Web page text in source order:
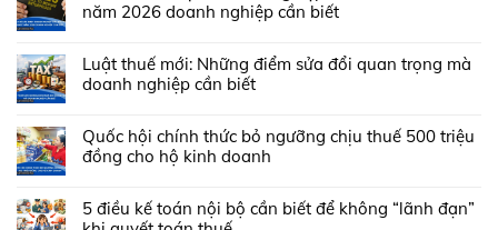
năm 2026 doanh nghiệp cần biết
Luật thuế mới: Những điểm sửa đổi quan trọng mà
doanh nghiệp cần biết
Quốc hội chính thức bỏ ngưỡng chịu thuế 500 triệu
đồng cho hộ kinh doanh
5 điều kế toán nội bộ cần biết để không “lãnh đạn”